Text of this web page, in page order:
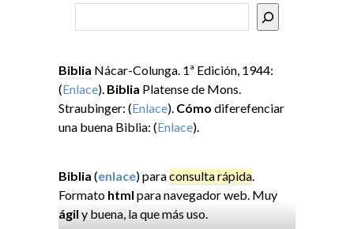
Biblia Nácar-Colunga. 1ª Edición, 1944:
(Enlace). Biblia Platense de Mons.
Straubinger: (Enlace). Cómo diferefenciar
una buena Biblia: (Enlace).
Biblia (enlace) paraconsulta rápida.
Formato html para navegador web. Muy
ágily buena, la que más uso.